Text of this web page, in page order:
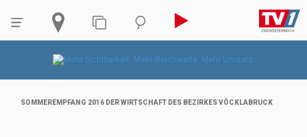
SOMMEREMPFANG 2016 DER WIRTSCHAFT DES BEZIRKES VÖCKLABRUCK